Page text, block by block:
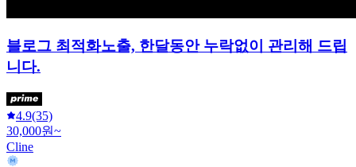
블로그 최적화노출, 한달동안 누락없이 관리해 드립
니다.
4.9(35)
30,000원~
Cline